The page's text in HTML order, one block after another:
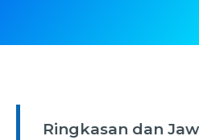
Ringkasan dan